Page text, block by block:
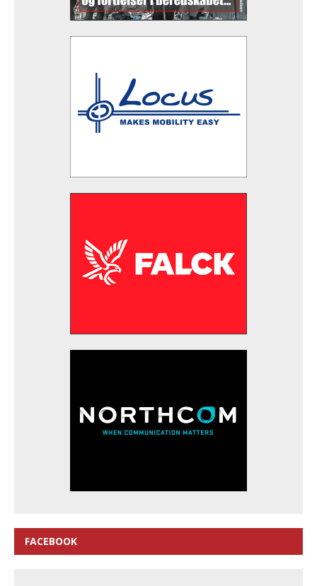
FACEBOOK